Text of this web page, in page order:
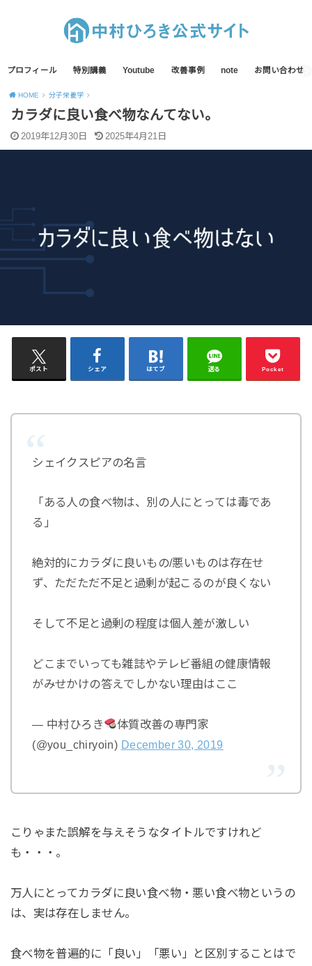
プロフィール 特別講義 Youtube 改善事例 note お問い合わせ
HOME 分子栄養学
カラダに良い食べ物なんてない。
2019年12月30日 2025年4月21日
ポスト シェア はてブ 送る Pocket
シェイクスピアの名言
「ある人の食べ物は、別の人にとっては毒であ
る」
絶対的にカラダに良いもの/悪いものは存在せ
ず、ただただ不足と過剰が起こるのが良くない
そして不足と過剰の程度は個人差が激しい
どこまでいっても雑誌やテレビ番組の健康情報
がみせかけの答えでしかない理由はここ
— 中村ひろき
体質改善の専門家
(@you_chiryoin) December 30, 2019
こりゃまた誤解を与えそうなタイトルですけれど
も・・・。
万人にとってカラダに良い食べ物・悪い食べ物というの
は、実は存在しません。
食べ物を普遍的に「良い」「悪い」と区別することはで